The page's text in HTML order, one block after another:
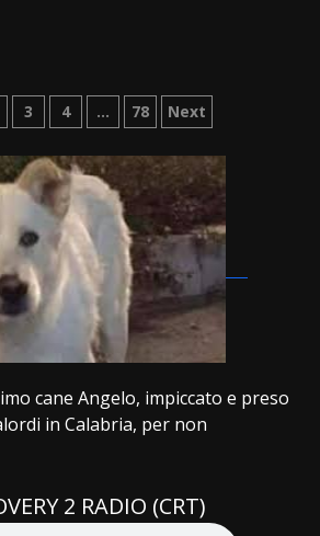
3 4 … 78 Next
cane Angelo, impiccato e preso
in Calabria, per non
2 RADIO (CRT)